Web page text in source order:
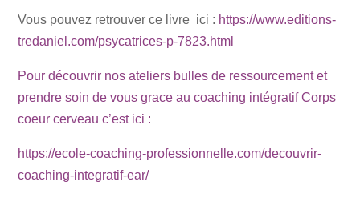
Vous pouvez retrouver ce livre ici : https://www.editions-
tredaniel.com/psycatrices-p-7823.html
Pour découvrir nos ateliers bulles de ressourcement et
prendre soin de vous grace au coaching intégratif Corps
coeur cerveau c’est ici :
https://ecole-coaching-professionnelle.com/decouvrir-
coaching-integratif-ear/